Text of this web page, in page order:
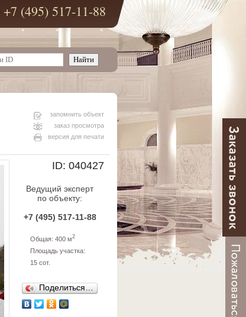
+7 (495) 517-11-88
запомнить объект
заказ просмотра
версия для печати
ID: 040427
Ведущий эксперт
по объекту:
+7 (495) 517-11-88
Общая: 400 м2
Площадь участка:
15 сот.
Поделиться…